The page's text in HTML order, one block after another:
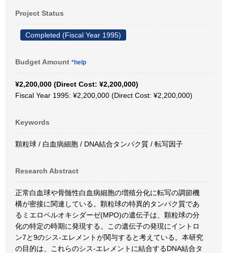
Project Status
Completed (Fiscal Year 1995)
Budget Amount *help
¥2,200,000 (Direct Cost: ¥2,200,000)
Fiscal Year 1995: ¥2,200,000 (Direct Cost: ¥2,200,000)
Keywords
顆粒球 / 白血病細胞 / DNA結合タンパク質 / 転写因子
Research Abstract
正常白血球や骨髄性白血病細胞の増殖分化に転写の調節機
構が密接に関連している。顆粒球の特異的タンパク質であ
るミエロペルオキシダーゼ(MPO)の遺伝子は、顆粒球の分
化の特定の時期に発現する。この遺伝子の発現にイントロ
ン7と9のシス-エレメントが関与すると考えている。本研究
の目的は、これらのシス-エレメントに結合するDNA結合タ